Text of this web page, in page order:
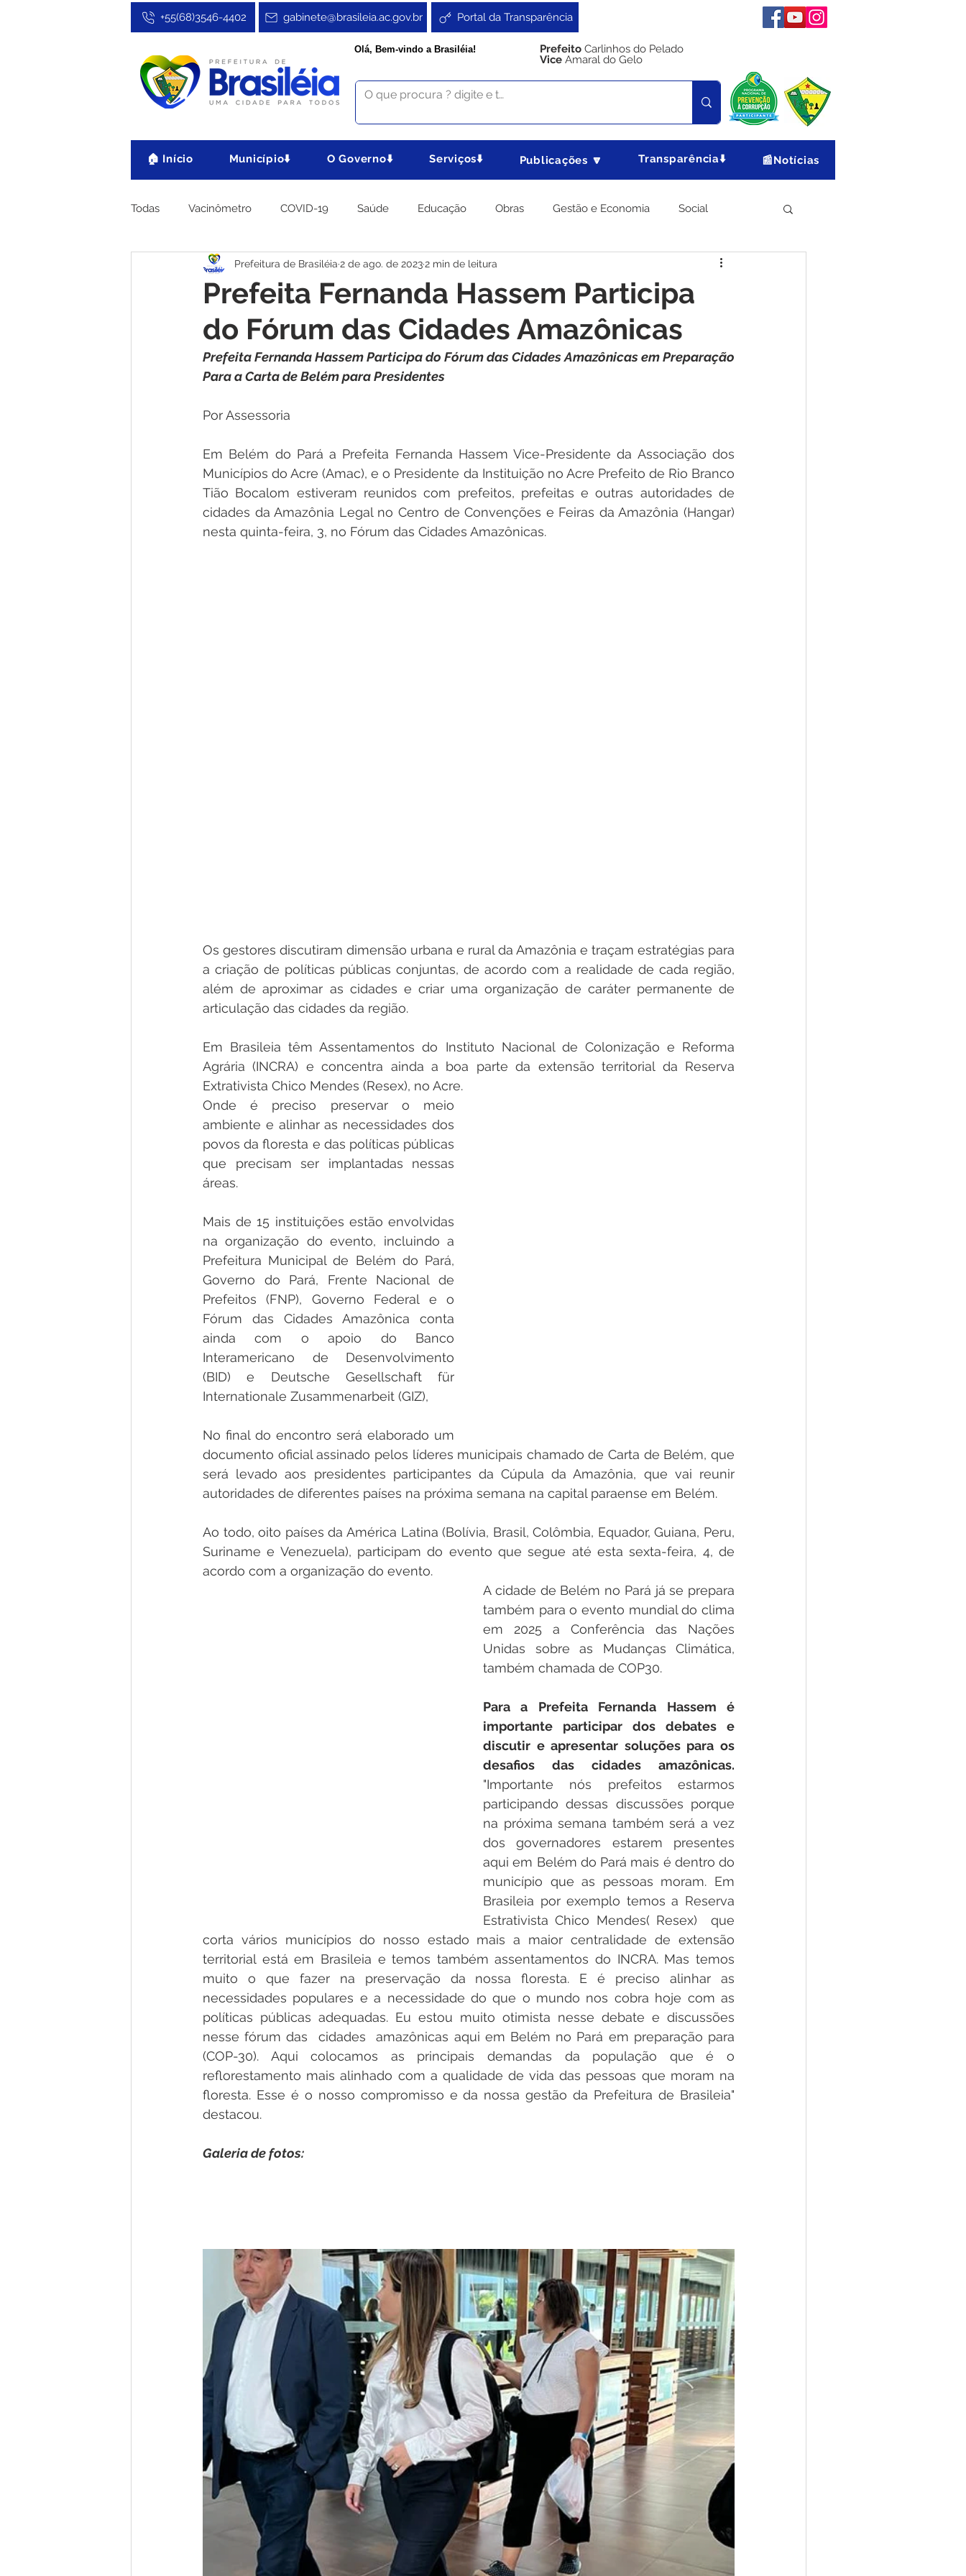
Portal da Transparência
gabinete@brasileia.ac.gov.br
+55(68)3546-4402
Olá, Bem-vindo a Brasiléia! Prefeito Carlinhos do Pelado
Vice Amaral do Gelo
🏠 Início Município⬇️ O Governo⬇️ Serviços⬇️ Publicações 🔽 Transparência⬇️ 📰Notícias
Todas Vacinômetro COVID-19 Saúde Educação Obras Gestão e Economia Social
Cultura, Festa e Esporte No Gabinete Agricultura e Produção Meio Ambiente
Institucional e Governo Licitações Campanhas Datas Comemorativas Dengue
Convênios e Parcerias Nota de Esclarecimento
Homenagem e Agradecimento Lazer Aviso
Prefeita Fernanda Hassem Participa
do Fórum das Cidades Amazônicas
Prefeitura de Brasiléia 2 de ago. de 20232 min de leitura
Prefeita Fernanda Hassem Participa do Fórum das Cidades Amazônicas em Preparação
Para a Carta de Belém para Presidentes
Por Assessoria
Em Belém do Pará a Prefeita Fernanda Hassem Vice-Presidente da Associação dos
Municípios do Acre (Amac), e o Presidente da Instituição no Acre Prefeito de Rio Branco
Tião Bocalom estiveram reunidos com prefeitos, prefeitas e outras autoridades de
cidades da Amazônia Legal no Centro de Convenções e Feiras da Amazônia (Hangar)
nesta quinta-feira, 3, no Fórum das Cidades Amazônicas.
Os gestores discutiram dimensão urbana e rural da Amazônia e traçam estratégias para
a criação de políticas públicas conjuntas, de acordo com a realidade de cada região,
além de aproximar as cidades e criar uma organização de caráter permanente de
articulação das cidades da região.
Em Brasileia têm Assentamentos do Instituto Nacional de Colonização e Reforma
Agrária (INCRA) e concentra ainda a boa parte da extensão territorial da Reserva
Extrativista Chico Mendes (Resex), no Acre.
Onde é preciso preservar o meio
ambiente e alinhar as necessidades dos
povos da floresta e das políticas públicas
que precisam ser implantadas nessas
áreas.
Mais de 15 instituições estão envolvidas
na organização do evento, incluindo a
Prefeitura Municipal de Belém do Pará,
Governo do Pará, Frente Nacional de
Prefeitos (FNP), Governo Federal e o
Fórum das Cidades Amazônica conta
ainda com o apoio do Banco
Interamericano de Desenvolvimento
(BID) e Deutsche Gesellschaft für
Internationale Zusammenarbeit (GIZ),
No final do encontro será elaborado um
documento oficial assinado pelos líderes municipais chamado de Carta de Belém, que
será levado aos presidentes participantes da Cúpula da Amazônia, que vai reunir
autoridades de diferentes países na próxima semana na capital paraense em Belém.
Ao todo, oito países da América Latina (Bolívia, Brasil, Colômbia, Equador, Guiana, Peru,
Suriname e Venezuela), participam do evento que segue até esta sexta-feira, 4, de
acordo com a organização do evento.
A cidade de Belém no Pará já se prepara
também para o evento mundial do clima
em 2025 a Conferência das Nações
Unidas sobre as Mudanças Climática,
também chamada de COP30.
Para a Prefeita Fernanda Hassem é
importante participar dos debates e
discutir e apresentar soluções para os
desafios das cidades amazônicas.
"Importante nós prefeitos estarmos
participando dessas discussões porque
na próxima semana também será a vez
dos governadores estarem presentes
aqui em Belém do Pará mais é dentro do
município que as pessoas moram. Em
Brasileia por exemplo temos a Reserva
Estrativista Chico Mendes( Resex)  que
corta vários municípios do nosso estado mais a maior centralidade de extensão
territorial está em Brasileia e temos também assentamentos do INCRA. Mas temos
muito o que fazer na preservação da nossa floresta. E é preciso alinhar as
necessidades populares e a necessidade do que o mundo nos cobra hoje com as
políticas públicas adequadas. Eu estou muito otimista nesse debate e discussões
nesse fórum das  cidades  amazônicas aqui em Belém no Pará em preparação para
(COP-30). Aqui colocamos as principais demandas da população que é o
reflorestamento mais alinhado com a qualidade de vida das pessoas que moram na
floresta. Esse é o nosso compromisso e da nossa gestão da Prefeitura de Brasileia"
destacou.
Galeria de fotos: